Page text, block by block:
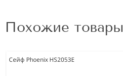
Похожие товары
Сейф Phoenix HS2053E